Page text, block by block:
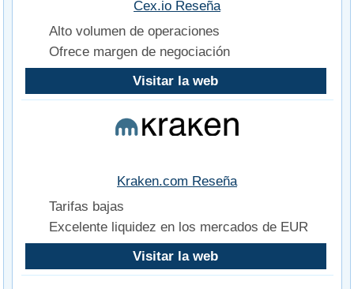
Cex.io Reseña
Alto volumen de operaciones
Ofrece margen de negociación
Visitar la web
Kraken.com Reseña
Tarifas bajas
Excelente liquidez en los mercados de EUR
Visitar la web